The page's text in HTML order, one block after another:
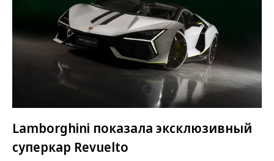
Lamborghini показала эксклюзивный
суперкар Revuelto